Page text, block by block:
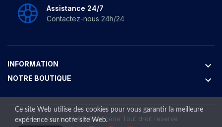
Assistance 24/7
Contactez-nous 24h/24
INFORMATION keyboard_arrow_down
NOTRE BOUTIQUE keyboard_arrow_down
Copyright ©bhmercerie Tout droit reservé
Ce site Web utilise des cookies pour vous garantir la meilleure
expérience sur notre site Web.